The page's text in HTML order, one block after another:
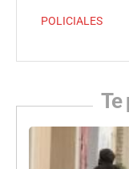
POLICIALES
Te